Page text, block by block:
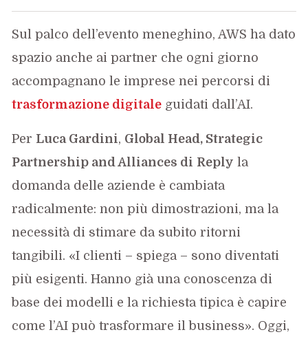
Sul palco dell’evento meneghino, AWS ha dato
spazio anche ai partner che ogni giorno
accompagnano le imprese nei percorsi di
trasformazione digitale guidati dall’AI.
Per Luca Gardini, Global Head, Strategic
Partnership and Alliances di Reply la
domanda delle aziende è cambiata
radicalmente: non più dimostrazioni, ma la
necessità di stimare da subito ritorni
tangibili. «I clienti – spiega – sono diventati
più esigenti. Hanno già una conoscenza di
base dei modelli e la richiesta tipica è capire
come l’AI può trasformare il business». Oggi,